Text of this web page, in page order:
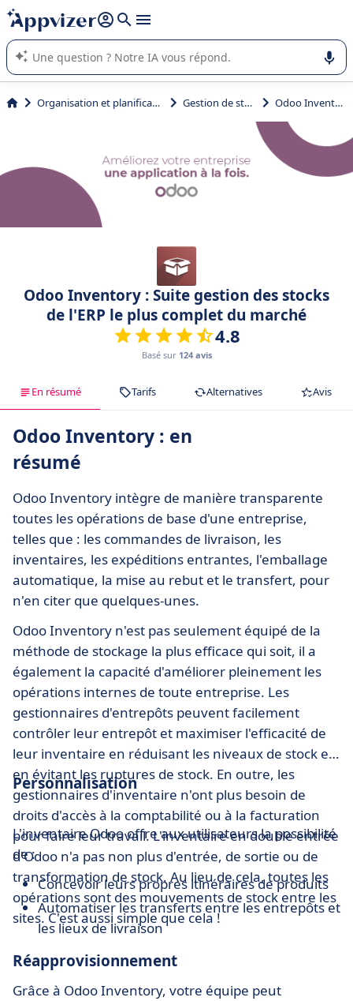
répondre (plusieurs lignes avec
L'IA de Appvizer vous guide dans l'utilisation ou la sélection de
logiciel SaaS en entreprise.
Organisation et planification Gestion de stock Odoo Inventory
Odoo Inventory : Suite gestion des stocks
de l'ERP le plus complet du marché
4.8
Basé sur 124 avis
En résumé Tarifs Alternatives Avis
Odoo Inventory : en
résumé
Odoo Inventory intègre de manière transparente
toutes les opérations de base d'une entreprise,
telles que : les commandes de livraison, les
inventaires, les expéditions entrantes, l'emballage
automatique, la mise au rebut et le transfert, pour
n'en citer que quelques-unes.
Odoo Inventory n'est pas seulement équipé de la
méthode de stockage la plus efficace qui soit, il a
également la capacité d'améliorer pleinement les
opérations internes de toute entreprise. Les
gestionnaires d'entrepôts peuvent facilement
contrôler leur entrepôt et maximiser l'efficacité de
leur inventaire en réduisant les niveaux de stock et
en évitant les ruptures de stock. En outre, les
gestionnaires d'inventaire n'ont plus besoin de
droits d'accès à la comptabilité ou à la facturation
pour faire leur travail. L'inventaire en double entrée
d'Odoo n'a pas non plus d'entrée, de sortie ou de
transformation de stock. Au lieu de cela, toutes les
opérations sont des mouvements de stock entre les
sites. C'est aussi simple que cela !
Personnalisation
L'inventaire Odoo offre aux utilisateurs la possibilité
de :
Concevoir leurs propres itinéraires de produits
Automatiser les transferts entre les entrepôts et
les lieux de livraison
Réapprovisionnement
Grâce à Odoo Inventory, votre équipe peut